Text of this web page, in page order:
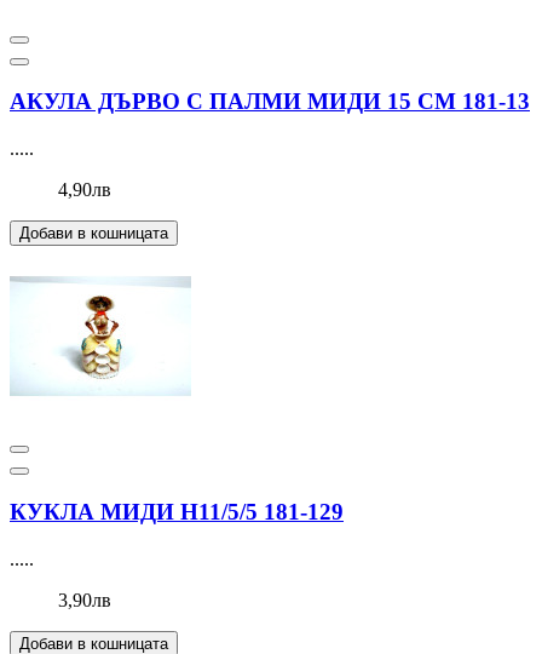
АКУЛА ДЪРВО С ПАЛМИ МИДИ 15 СМ 181-13
.....
4,90лв
Добави в кошницата
КУКЛА МИДИ Н11/5/5 181-129
.....
3,90лв
Добави в кошницата